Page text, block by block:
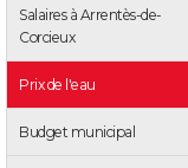
Salaires à Arrentès-de-
Corcieux
Prix de l'eau
Budget municipal